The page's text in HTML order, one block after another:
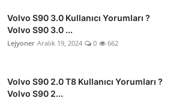
Volvo S90 3.0 Kullanıcı Yorumları ?
Volvo S90 3.0 ...
Lejyoner Aralık 19, 2024 0 662
Volvo S90 2.0 T8 Kullanıcı Yorumları ?
Volvo S90 2...